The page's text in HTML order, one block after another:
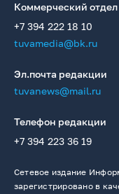
Коммерческий отдел
+7 394 222 18 10
tuvamedia@bk.ru
Эл.почта редакции
tuvanews@mail.ru
Телефон редакции
+7 394 223 36 19
Сетевое издание
зарегистрировано в